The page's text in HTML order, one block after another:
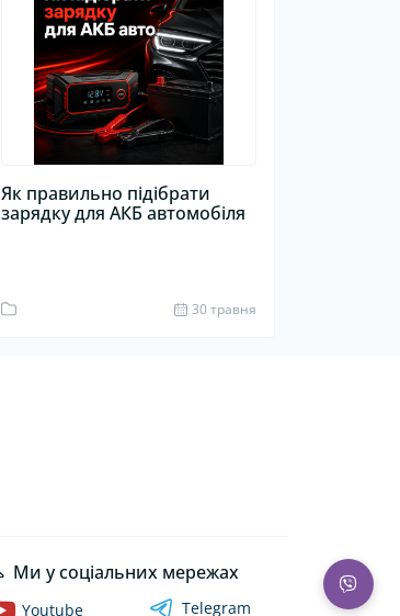
Як правильно підібрати
зарядку для АКБ автомобіля
30 травня
Ми у соціальних мережах
Youtube Telegram